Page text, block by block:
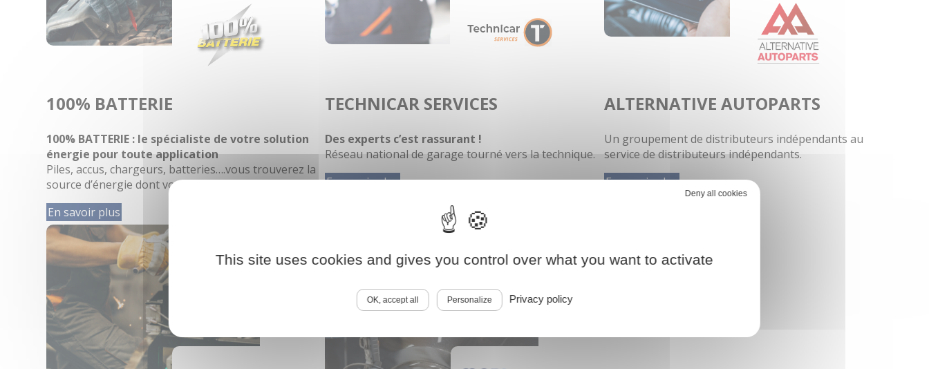
100% BATTERIE
100% BATTERIE : le spécialiste de votre solution
énergie pour toute application
Piles, accus, chargeurs, batteries….vous trouverez la
source d’énergie dont vous avez besoin.
En savoir plus
TECHNICAR SERVICES
Des experts c’est rassurant !
Réseau national de garage tourné vers la technique.
En savoir plus
ALTERNATIVE AUTOPARTS
Un groupement de distributeurs indépendants au
service de distributeurs indépendants.
En savoir plus
This site uses cookies and gives you control over what you want to activate
OK, accept all
Deny all cookies
Personalize Privacy policy